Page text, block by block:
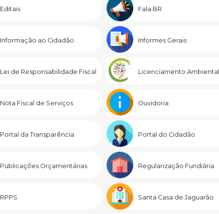
Editais Fala.BR
Informação ao Cidadão Informes Gerais
Lei de Responsabilidade Fiscal Licenciamento Ambiental
Nota Fiscal de Serviços Ouvidoria
Portal da Transparência Portal do Cidadão
Publicações Orçamentárias Regularização Fundiária
RPPS Santa Casa de Jaguarão